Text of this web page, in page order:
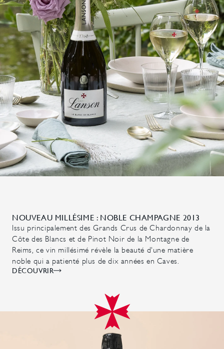
NOUVEAU MILLÉSIME : NOBLE CHAMPAGNE 2013
Issu principalement des Grands Crus de Chardonnay de la
Côte des Blancs et de Pinot Noir de la Montagne de
Reims, ce vin millésimé révèle la beauté d'une matière
noble qui a patienté plus de dix années en Caves.
DÉCOUVRIR